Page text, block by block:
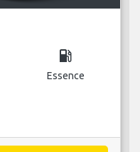
local_gas_station
Essence